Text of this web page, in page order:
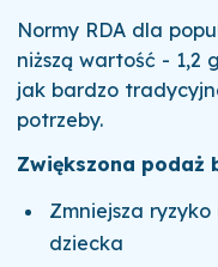
Normy RDA dla
niższą wartość - 1,2
jak bardzo
potrzeby.
Zwiększona podaż
Zmniejsza
dziecka